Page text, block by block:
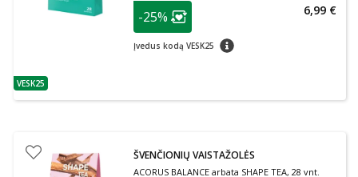
patarimas
VESK25
patarimas
Lojalumo klubo narių nuolaida
-25%
Įvedus kodą VESK25 patarimas
6,99 €
ŠVENČIONIŲ VAISTAŽOLĖS
ACORUS BALANCE arbata SHAPE TEA, 28 vnt.